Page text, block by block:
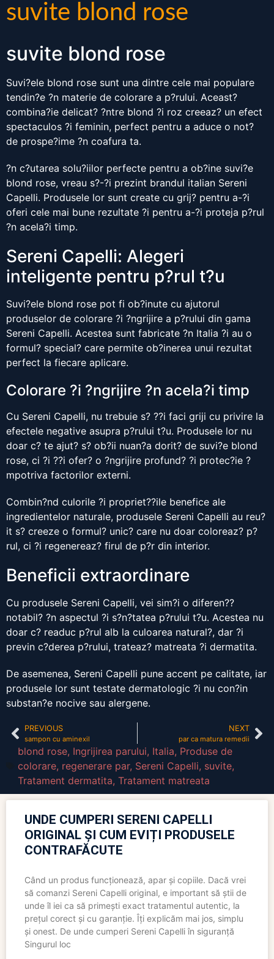
suvite blond rose
suvite blond rose
Suvi?ele blond rose sunt una dintre cele mai populare
tendin?e ?n materie de colorare a p?rului. Aceast?
combina?ie delicat? ?ntre blond ?i roz creeaz? un efect
spectaculos ?i feminin, perfect pentru a aduce o not?
de prospe?ime ?n coafura ta.
?n c?utarea solu?iilor perfecte pentru a ob?ine suvi?e
blond rose, vreau s?-?i prezint brandul italian Sereni
Capelli. Produsele lor sunt create cu grij? pentru a-?i
oferi cele mai bune rezultate ?i pentru a-?i proteja p?rul
?n acela?i timp.
Sereni Capelli: Alegeri
inteligente pentru p?rul t?u
Suvi?ele blond rose pot fi ob?inute cu ajutorul
produselor de colorare ?i ?ngrijire a p?rului din gama
Sereni Capelli. Acestea sunt fabricate ?n Italia ?i au o
formul? special? care permite ob?inerea unui rezultat
perfect la fiecare aplicare.
Colorare ?i ?ngrijire ?n acela?i timp
Cu Sereni Capelli, nu trebuie s? ??i faci griji cu privire la
efectele negative asupra p?rului t?u. Produsele lor nu
doar c? te ajut? s? ob?ii nuan?a dorit? de suvi?e blond
rose, ci ?i ??i ofer? o ?ngrijire profund? ?i protec?ie ?
mpotriva factorilor externi.
Combin?nd culorile ?i propriet??ile benefice ale
ingredientelor naturale, produsele Sereni Capelli au reu?
it s? creeze o formul? unic? care nu doar coloreaz? p?
rul, ci ?i regenereaz? firul de p?r din interior.
Beneficii extraordinare
Cu produsele Sereni Capelli, vei sim?i o diferen??
notabil? ?n aspectul ?i s?n?tatea p?rului t?u. Acestea nu
doar c? readuc p?rul alb la culoarea natural?, dar ?i
previn c?derea p?rului, trateaz? matreata ?i dermatita.
De asemenea, Sereni Capelli pune accent pe calitate, iar
produsele lor sunt testate dermatologic ?i nu con?in
substan?e nocive sau alergene.
PREVIOUS
sampon cu aminexil
NEXT
par ca matura remedii
blond rose, Ingrijirea parului, Italia, Produse de
colorare, regenerare par, Sereni Capelli, suvite,
Tratament dermatita, Tratament matreata
UNDE CUMPERI SERENI CAPELLI
ORIGINAL ȘI CUM EVIȚI PRODUSELE
CONTRAFĂCUTE
Când un produs funcționează, apar și copiile. Dacă vrei
să comanzi Sereni Capelli original, e important să știi de
unde îl iei ca să primești exact tratamentul autentic, la
prețul corect și cu garanție. Îți explicăm mai jos, simplu
și onest. De unde cumperi Sereni Capelli în siguranță
Singurul loc